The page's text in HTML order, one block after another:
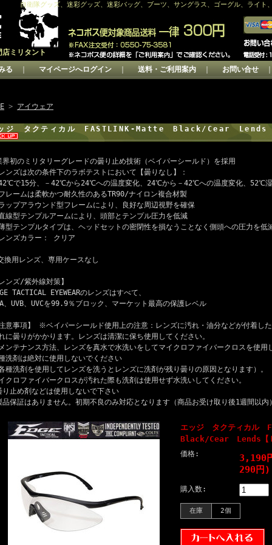
ミリタント
自衛隊グッズ、迷彩グッズ、迷彩バッグ、ブーツ、サングラス、ゴーグル、ライト
る マイページへログイン 送料・ご利用案内 お問い合せ
> アイウェア
ジ タクティカル FASTLINK-Matte Black/Cear Lends【
界初のミリタリーグレードの曇り止め技術（ベイパーシールド）を採用
ンズは次の条件下のラボテストにおいて【曇りなし】：
で15分、－42℃から24℃への温度変化、24℃から－42℃への温度変化、52℃
レームは柔軟かつ耐久性のあるTR90/ナイロン複合材製
ップアラウンド型フレームにより、良好な周辺視野を確保
線型テンプルアームにより、頭部とテンプル圧力を低減
型テンプルタイプは、ヘッドセットの密閉性を損なうことなく側頭への圧力を低
ンズカラー： クリア
換用レンズ、専用ケースなし
ンズ/紫外線対策】
TACTICAL EYEWEARのレンズはすべて、
、UVB、UVCを99.9％ブロック、マーケット最高の保護レベル
意事項】 ※ベイパーシールド使用上の注意：レンズに汚れ・油分などが付着し
に曇りがかかります。レンズは清潔に保ち使用してください。
ンテナンス方法、レンズを真水で水洗いをしてマイクロファイバークロスを使用
洗剤は絶対に使用しないでください
種洗剤を使用してレンズを洗うとレンズに洗剤が残り曇りの原因となります）。
クロファイバークロスが汚れた際も洗剤は使用せず水洗いしてください。
り止め剤などは使用しないで下さい
品保証はありません。初期不良のみ対応となります（商品お受け取り後1週間以内
エッジ タクティカル
Black/Cear Lends【
価格:
3,190
290円)
購入数:
在庫 2個